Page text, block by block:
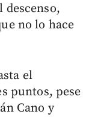
descenso,
no lo hace
el
puntos, pese
Cano y